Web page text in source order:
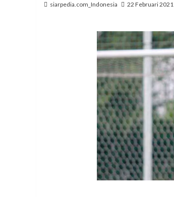
siarpedia.com_Indonesia 22 Februari 2021